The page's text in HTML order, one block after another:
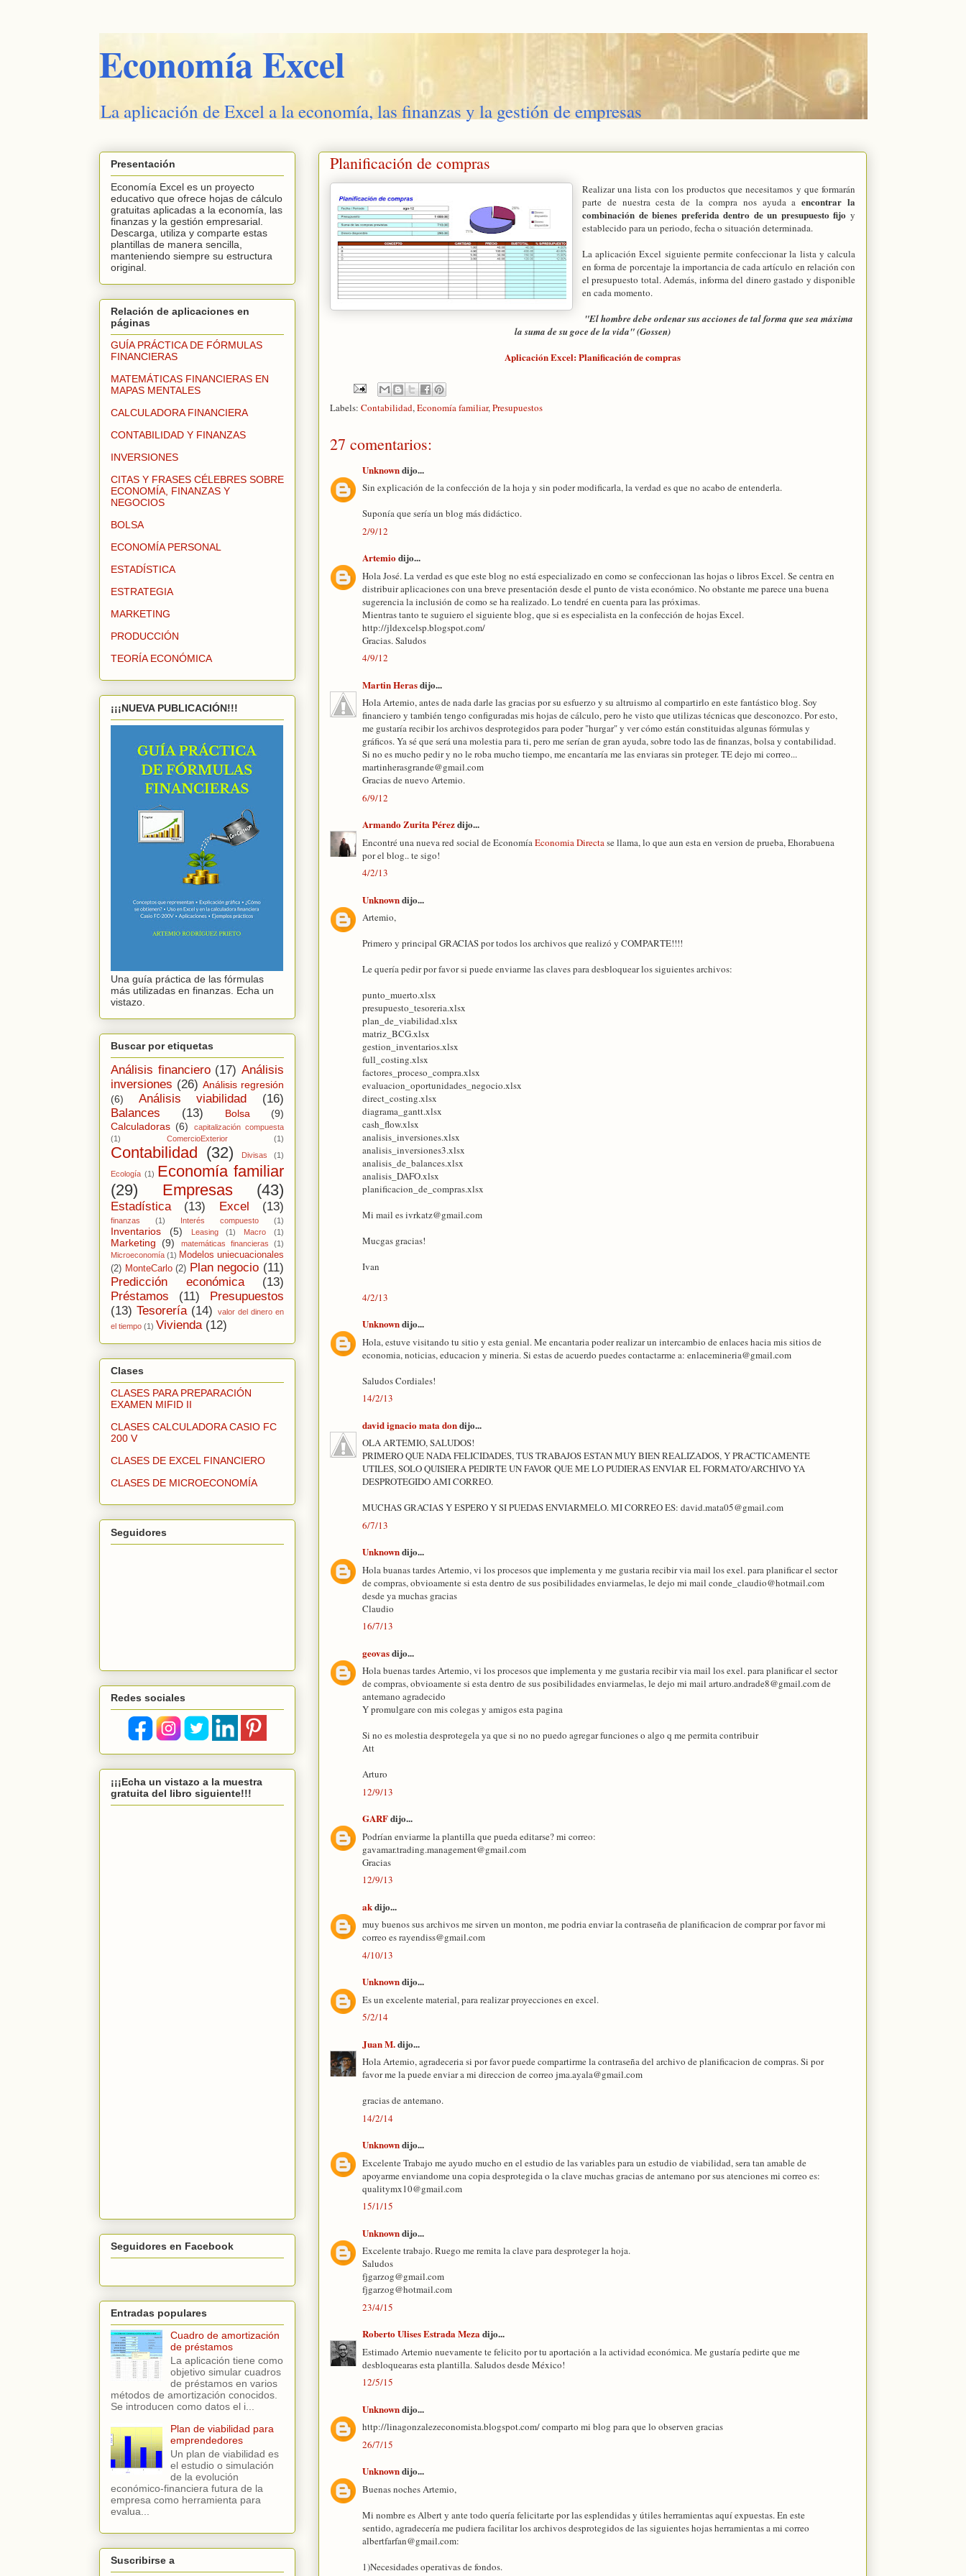
Economía Excel
La aplicación de Excel a la economía, las finanzas y la gestión de empresas
Planificación de compras
Realizar una lista con los productos que necesitamos y que formarán
parte de nuestra cesta de la compra nos ayuda aencontrar la
combinación de bienes preferida dentro de un presupuesto fijo y
establecido para un periodo, fecha o situación determinada.
La aplicación Excel siguiente permite confeccionar la lista y calcula
en forma de porcentaje la importancia de cada artículo en relación con
el presupuesto total. Además, informa del dinero gastado y disponible
en cada momento.
"El hombre debe ordenar sus acciones de tal forma que sea máxima
la suma de su goce de la vida" (Gossen)
Aplicación Excel: Planificación de compras
Labels: Contabilidad, Economía familiar, Presupuestos
27 comentarios:
Unknowndijo...
Sin explicación de la confección de la hoja y sin poder modificarla, la verdad es que no acabo de entenderla.
Suponía que sería un blog más didáctico.
2/9/12
Artemiodijo...
Hola José. La verdad es que este blog no está especializado en como se confeccionan las hojas o libros Excel. Se centra en
distribuir aplicaciones con una breve presentación desde el punto de vista económico. No obstante me parece una buena
sugerencia la inclusión de como se ha realizado. Lo tendré en cuenta para las próximas.
Mientras tanto te suguiero el siguiente blog, que si es especialista en la confección de hojas Excel.
http://jldexcelsp.blogspot.com/
Gracias. Saludos
4/9/12
Martin Herasdijo...
Hola Artemio, antes de nada darle las gracias por su esfuerzo y su altruismo al compartirlo en este fantástico blog. Soy
financiero y también tengo configuradas mis hojas de cálculo, pero he visto que utilizas técnicas que desconozco. Por esto,
me gustaría recibir los archivos desprotegidos para poder "hurgar" y ver cómo están constituidas algunas fórmulas y
gráficos. Ya sé que será una molestia para ti, pero me serían de gran ayuda, sobre todo las de finanzas, bolsa y contabilidad.
Si no es mucho pedir y no le roba mucho tiempo, me encantaría me las enviaras sin proteger. TE dejo mi correo...
martinherasgrande@gmail.com
Gracias de nuevo Artemio.
6/9/12
Armando Zurita Pérezdijo...
Encontré una nueva red social de Economía Economia Directa se llama, lo que aun esta en version de prueba, Ehorabuena
por el blog.. te sigo!
4/2/13
Unknowndijo...
Artemio,
Primero y principal GRACIAS por todos los archivos que realizó y COMPARTE!!!!
Le quería pedir por favor si puede enviarme las claves para desbloquear los siguientes archivos:
punto_muerto.xlsx
presupuesto_tesoreria.xlsx
plan_de_viabilidad.xlsx
matriz_BCG.xlsx
gestion_inventarios.xlsx
full_costing.xlsx
factores_proceso_compra.xlsx
evaluacion_oportunidades_negocio.xlsx
direct_costing.xlsx
diagrama_gantt.xlsx
cash_flow.xlsx
analisis_inversiones.xlsx
analisis_inversiones3.xlsx
analisis_de_balances.xlsx
analisis_DAFO.xlsx
planificacion_de_compras.xlsx
Mi mail es ivrkatz@gmail.com
Mucgas gracias!
Ivan
4/2/13
Unknowndijo...
Hola, estuve visitando tu sitio y esta genial. Me encantaria poder realizar un intercambio de enlaces hacia mis sitios de
economia, noticias, educacion y mineria. Si estas de acuerdo puedes contactarme a: enlacemineria@gmail.com
Saludos Cordiales!
14/2/13
david ignacio mata dondijo...
OLA ARTEMIO, SALUDOS!
PRIMERO QUE NADA FELICIDADES, TUS TRABAJOS ESTAN MUY BIEN REALIZADOS, Y PRACTICAMENTE
UTILES, SOLO QUISIERA PEDIRTE UN FAVOR QUE ME LO PUDIERAS ENVIAR EL FORMATO/ARCHIVO YA
DESPROTEGIDO AMI CORREO.
MUCHAS GRACIAS Y ESPERO Y SI PUEDAS ENVIARMELO. MI CORREO ES: david.mata05@gmail.com
6/7/13
Unknowndijo...
Hola buanas tardes Artemio, vi los procesos que implementa y me gustaria recibir via mail los exel. para planificar el sector
de compras, obvioamente si esta dentro de sus posibilidades enviarmelas, le dejo mi mail conde_claudio@hotmail.com
desde ya muchas gracias
Claudio
16/7/13
geovasdijo...
Hola buenas tardes Artemio, vi los procesos que implementa y me gustaria recibir via mail los exel. para planificar el sector
de compras, obvioamente si esta dentro de sus posibilidades enviarmelas, le dejo mi mail arturo.andrade8@gmail.com de
antemano agradecido
Y promulgare con mis colegas y amigos esta pagina
Si no es molestia desprotegela ya que si no no puedo agregar funciones o algo q me permita contribuir
Att
Arturo
12/9/13
GARFdijo...
Podrían enviarme la plantilla que pueda editarse? mi correo:
gavamar.trading.management@gmail.com
Gracias
12/9/13
akdijo...
muy buenos sus archivos me sirven un monton, me podria enviar la contraseña de planificacion de comprar por favor mi
correo es rayendiss@gmail.com
4/10/13
Unknowndijo...
Es un excelente material, para realizar proyecciones en excel.
5/2/14
Juan M.dijo...
Hola Artemio, agradeceria si por favor puede compartirme la contraseña del archivo de planificacion de compras. Si por
favor me la puede enviar a mi direccion de correo jma.ayala@gmail.com
gracias de antemano.
14/2/14
Unknowndijo...
Excelente Trabajo me ayudo mucho en el estudio de las variables para un estudio de viabilidad, sera tan amable de
apoyarme enviandome una copia desprotegida o la clave muchas gracias de antemano por sus atenciones mi correo es:
qualitymx10@gmail.com
15/1/15
Unknowndijo...
Excelente trabajo. Ruego me remita la clave para desproteger la hoja.
Saludos
fjgarzog@gmail.com
fjgarzog@hotmail.com
23/4/15
Roberto Ulises Estrada Mezadijo...
Estimado Artemio nuevamente te felicito por tu aportación a la actividad económica. Me gustaría pedirte que me
desbloquearas esta plantilla. Saludos desde México!
12/5/15
Unknowndijo...
http://linagonzalezeconomista.blogspot.com/ comparto mi blog para que lo observen gracias
26/7/15
Unknowndijo...
Buenas noches Artemio,
Mi nombre es Albert y ante todo quería felicitarte por las esplendidas y útiles herramientas aquí expuestas. En este
sentido, agradecería me pudiera facilitar los archivos desprotegidos de las siguientes hojas herramientas a mi correo
albertfarfan@gmail.com:
1)Necesidades operativas de fondos.
Presentación
Economía Excel es un proyecto
educativo que ofrece hojas de cálculo
gratuitas aplicadas a la economía, las
finanzas y la gestión empresarial.
Descarga, utiliza y comparte estas
plantillas de manera sencilla,
manteniendo siempre su estructura
original.
Relación de aplicaciones en
páginas
GUÍA PRÁCTICA DE FÓRMULAS
FINANCIERAS
MATEMÁTICAS FINANCIERAS EN
MAPAS MENTALES
CALCULADORA FINANCIERA
CONTABILIDAD Y FINANZAS
INVERSIONES
CITAS Y FRASES CÉLEBRES SOBRE
ECONOMÍA, FINANZAS Y
NEGOCIOS
BOLSA
ECONOMÍA PERSONAL
ESTADÍSTICA
ESTRATEGIA
MARKETING
PRODUCCIÓN
TEORÍA ECONÓMICA
¡¡¡NUEVA PUBLICACIÓN!!!
Una guía práctica de las fórmulas
más utilizadas en finanzas. Echa un
vistazo.
Buscar por etiquetas
Análisis financiero (17) Análisis
inversiones (26) Análisis regresión
(6)
Análisis viabilidad
(16)
Balances
(13) Bolsa
(9)
Calculadoras (6)
capitalización compuesta
(1)
ComercioExterior (1)
Contabilidad (32) Divisas (1)
Ecología (1) Economía familiar
(29)
Empresas (43)
Estadística (13) Excel (13)
finanzas (1) Interés compuesto (1)
Inventarios (5) Leasing (1) Macro (1)
Marketing (9) matemáticas financieras
(1)
Microeconomía (1) Modelos uniecuacionales
(2) MonteCarlo (2) Plan negocio (11)
Predicción económica
(13)
Préstamos
(11)
Presupuestos
(13) Tesorería (14)
valor del dinero en
el tiempo (1) Vivienda (12)
Clases
CLASES PARA PREPARACIÓN
EXAMEN MIFID II
CLASES CALCULADORA CASIO FC
200 V
CLASES DE EXCEL FINANCIERO
CLASES DE MICROECONOMÍA
Seguidores
Redes sociales
¡¡¡Echa un vistazo a la muestra
gratuita del libro siguiente!!!
Seguidores en Facebook
Entradas populares
Cuadro de amortización
de préstamos
La aplicación tiene como
objetivo simular cuadros
de préstamos en varios
métodos de amortización conocidos.
Se introducen como datos el i...
Plan de viabilidad para
emprendedores
Un plan de viabilidad es
el estudio o simulación
de la evolución
económico-financiera futura de la
empresa como herramienta para
evalua...
Suscribirse a